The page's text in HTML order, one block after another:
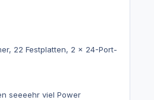
22 Festplatten, 2 x 24-Port-
seeeehr viel Power